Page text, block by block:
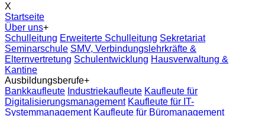
X
Startseite
Über uns+
Schulleitung Erweiterte Schulleitung Sekretariat
Seminarschule SMV, Verbindungslehrkräfte &
Elternvertretung Schulentwicklung Hausverwaltung &
Kantine
Ausbildungsberufe+
Bankkaufleute Industriekaufleute Kaufleute für
Digitalisierungsmanagement Kaufleute für IT-
Systemmanagement Kaufleute für Büromanagement